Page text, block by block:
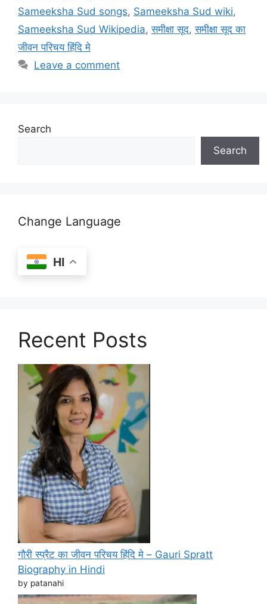
Sameeksha Sud songs, Sameeksha Sud wiki,
Sameeksha Sud Wikipedia,समीक्षा सूद,समीक्षा सूद का
जीवन परिचय हिंदि मे
Leave a comment
Search
Search
Change Language
HI
Recent Posts
गौरी स्प्रैट का जीवन परिचय हिंदि मे – Gauri Spratt
Biography in Hindi
by patanahi